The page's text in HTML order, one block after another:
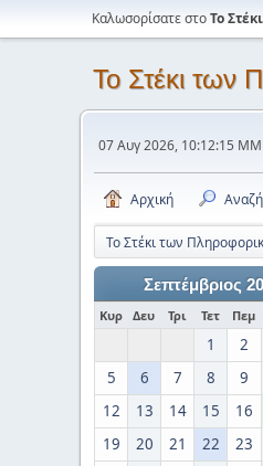
Καλωσορίσατε στοΤο
Το Στέκι των
07 Αυγ 2026, 10:12:15 ΜΜ
Αρχική
Το Στέκι των
Σεπτέμβριος
Κυρ Δευ Τρι Τετ Πεμ
1 2
5
6 7 8 9
12
13 14 15 16
19
20 21 22 23